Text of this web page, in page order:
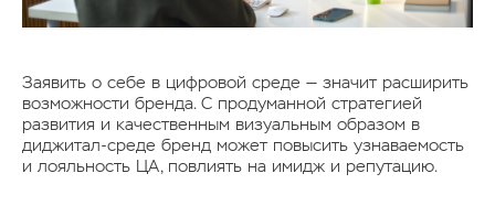
Заявить о себе в цифровой среде — значит расширить
возможности бренда. С продуманной стратегией
развития и качественным визуальным образом в
диджитал-среде бренд может повысить узнаваемость
и лояльность ЦА, повлиять на имидж и репутацию.